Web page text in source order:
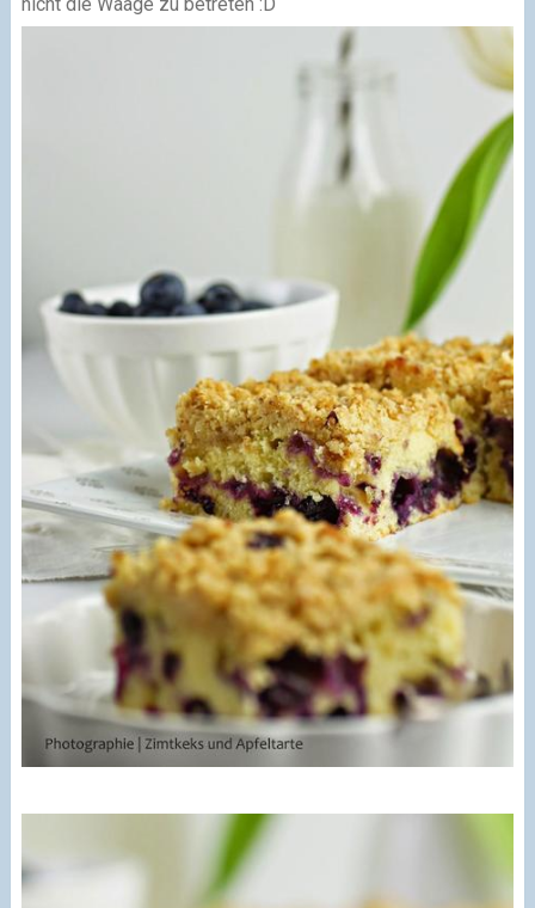
nicht die Waage zu betreten :D